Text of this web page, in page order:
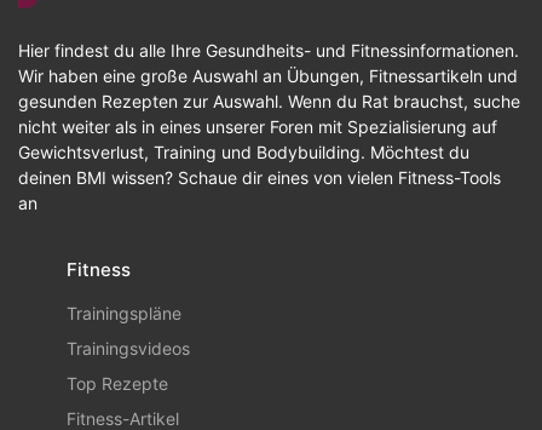
Hier findest du alle Ihre Gesundheits- und Fitnessinformationen.
Wir haben eine große Auswahl an Übungen, Fitnessartikeln und
gesunden Rezepten zur Auswahl. Wenn du Rat brauchst, suche
nicht weiter als in eines unserer Foren mit Spezialisierung auf
Gewichtsverlust, Training und Bodybuilding. Möchtest du
deinen BMI wissen? Schaue dir eines von vielen Fitness-Tools
an
Fitness
Trainingspläne
Trainingsvideos
Top Rezepte
Fitness-Artikel